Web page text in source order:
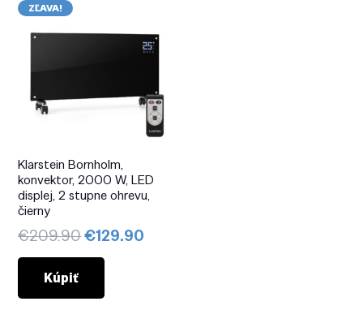
ZĽAVA!
Klarstein Bornholm,
konvektor, 2000 W, LED
displej, 2 stupne ohrevu,
čierny
€209.90Pôvodná
cena
€209.90.
€129.90
Kúpiť